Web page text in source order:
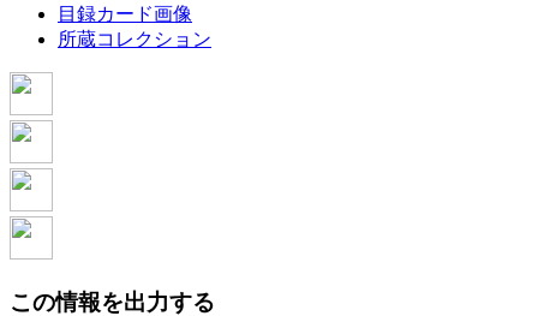
目録カード画像
所蔵コレクション
この情報を出力する